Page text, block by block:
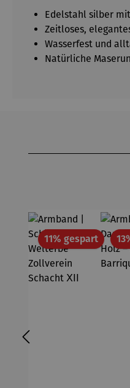
Edelstahl silber
Zeitloses,
Wasserfest und
Natürliche
11% gespartRabatt